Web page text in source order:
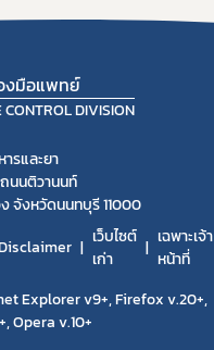
งมือแพทย์
DIVISION
รและยา
นนติวานนท์
จังหวัดนนทบุรี 11000
เว็บไซต์
เก่า
เฉพาะเจ้า
หน้าที่
Explorer v9+, Firefox v.20+,
Opera v.10+